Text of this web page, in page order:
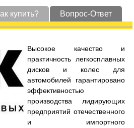
купить? Вопрос-Ответ
Высокое качество и
практичность легкосплавных
дисков и колес для
автомобилей гарантировано
эффективностью
производства лидирующих
предприятий отечественного
и импортного